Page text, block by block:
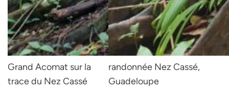
Grand Acomat sur la
trace du Nez Cassé
randonnée Nez Cassé,
Guadeloupe